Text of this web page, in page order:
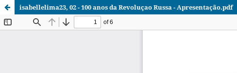
isabellelima23, 02 - 100 anos da Revoluçao Russa - Apresentação.pdf